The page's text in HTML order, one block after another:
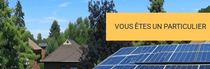
VOUS ÊTES UN PARTICULIER